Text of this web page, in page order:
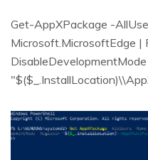
Get-AppXPackage -
Microsoft.MicrosoftEdge